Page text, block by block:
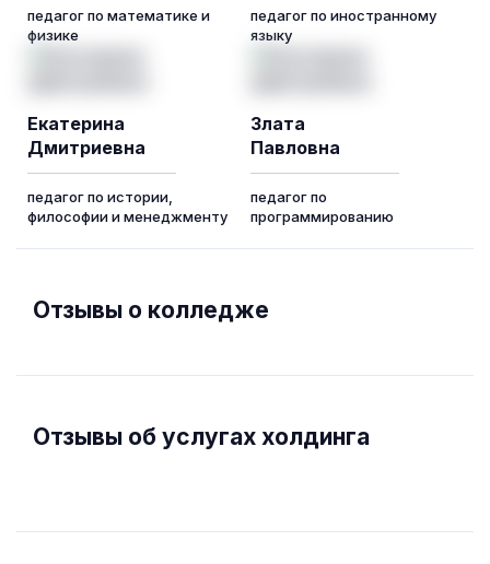
педагог по математике и
физике
педагог по иностранному
языку
Екатерина
Дмитриевна
педагог по истории,
философии и менеджменту
Злата
Павловна
педагог по
программированию
Отзывы о колледже
Отзывы об услугах холдинга